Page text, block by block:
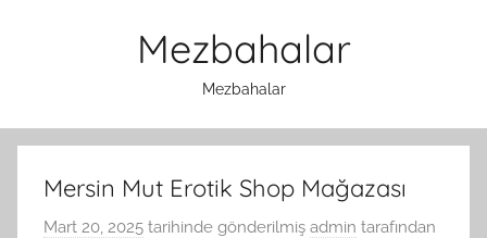
Mezbahalar
Mezbahalar
Mersin Mut Erotik Shop Mağazası
Mart 20, 2025 tarihinde gönderilmiş admin tarafından